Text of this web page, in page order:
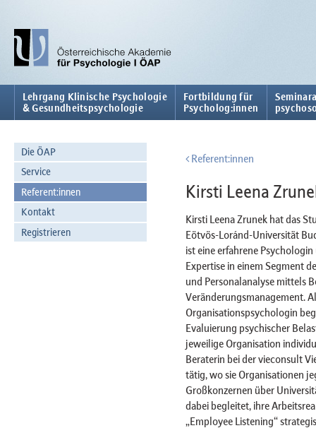
Lehrgang Klinische Psychologie
& Gesundheitspsychologie
Fortbildung für
Psycholog:innen
Die ÖAP
Service
Referent:innen
Kontakt
Registrieren
Referent:innen
Kirsti Leena
Kirsti Leena Zrunek hat das
Eötvös-Loránd-Universität
ist eine erfahrene
Expertise in einem Segment
und Personalanalyse mittels
Veränderungsmanagement.
Organisationspsychologin
Evaluierung psychischer
jeweilige Organisation
Beraterin bei der vieconsult
tätig, wo sie Organisationen
Großkonzernen über
dabei begleitet, ihre
„Employee Listening“